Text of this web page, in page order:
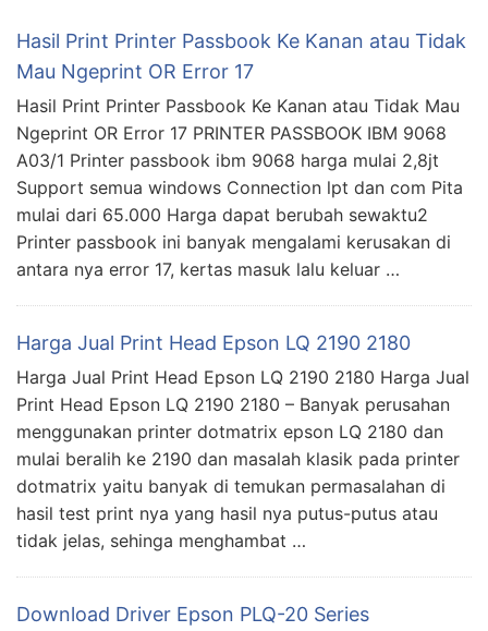
Hasil Print Printer Passbook Ke Kanan atau Tidak
Mau Ngeprint OR Error 17
Hasil Print Printer Passbook Ke Kanan atau Tidak Mau
Ngeprint OR Error 17 PRINTER PASSBOOK IBM 9068
A03/1 Printer passbook ibm 9068 harga mulai 2,8jt
Support semua windows Connection lpt dan com Pita
mulai dari 65.000 Harga dapat berubah sewaktu2
Printer passbook ini banyak mengalami kerusakan di
antara nya error 17, kertas masuk lalu keluar …
Harga Jual Print Head Epson LQ 2190 2180
Harga Jual Print Head Epson LQ 2190 2180 Harga Jual
Print Head Epson LQ 2190 2180 – Banyak perusahan
menggunakan printer dotmatrix epson LQ 2180 dan
mulai beralih ke 2190 dan masalah klasik pada printer
dotmatrix yaitu banyak di temukan permasalahan di
hasil test print nya yang hasil nya putus-putus atau
tidak jelas, sehinga menghambat …
Download Driver Epson PLQ-20 Series